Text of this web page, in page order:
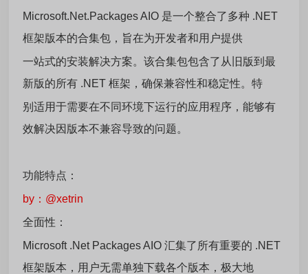
Microsoft.Net.Packages AIO 是一个整合了多种 .NET
框架版本的合集包，旨在为开发者和用户提供
一站式的安装解决方案。该合集包包含了从旧版到最
新版的所有 .NET 框架，确保兼容性和稳定性。特
别适用于需要在不同环境下运行的应用程序，能够有
效解决因版本不兼容导致的问题。
功能特点：
by：@xetrin
全面性：
Microsoft .Net Packages AIO 汇集了所有重要的 .NET
框架版本，用户无需单独下载各个版本，极大地